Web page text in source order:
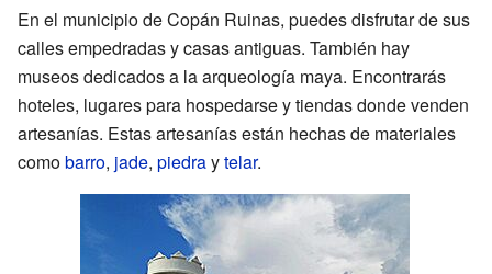
En el municipio de Copán Ruinas, puedes disfrutar de sus
calles empedradas y casas antiguas. También hay
museos dedicados a la arqueología maya. Encontrarás
hoteles, lugares para hospedarse y tiendas donde venden
artesanías. Estas artesanías están hechas de materiales
comobarro, jade, piedraytelar.